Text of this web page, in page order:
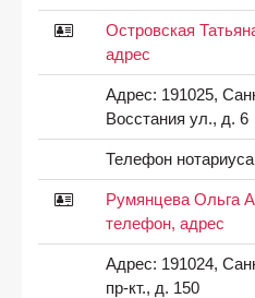
Островская
адрес
Адрес: 191025,
Восстания ул., д. 6
Телефон
Румянцева Ольга
телефон, адрес
Адрес: 191024,
пр-кт., д. 150